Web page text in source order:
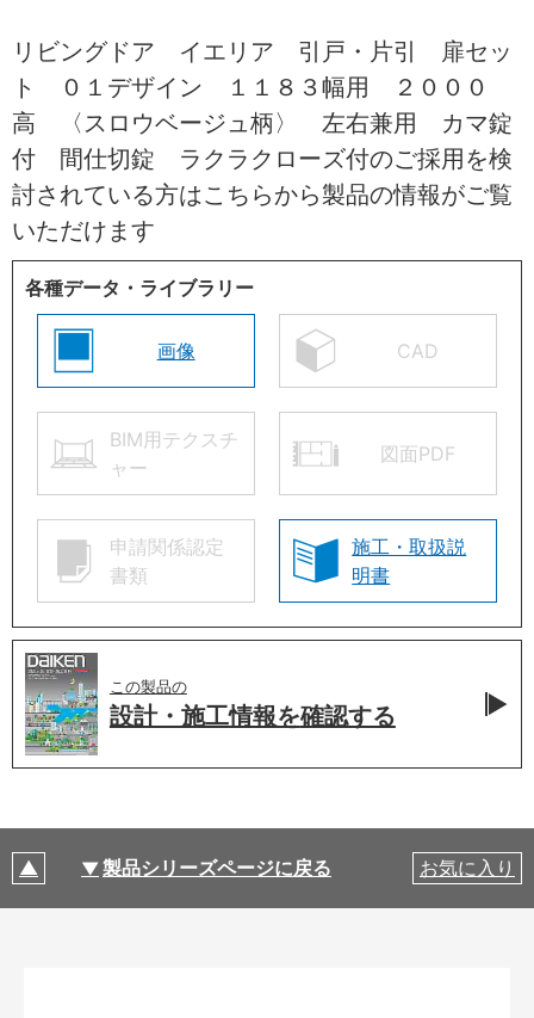
リビングドア イエリア 引戸・片引 扉セッ
ト ０１デザイン １１８３幅用 ２０００
高 〈スロウベージュ柄〉 左右兼用 カマ錠
付 間仕切錠 ラクラクローズ付のご採用を検
討されている方はこちらから製品の情報がご覧
いただけます
各種データ・ライブラリー
画像 CAD
BIM用テクスチ
ャー
図面PDF
申請関係認定
書類
施工・取扱説
明書
この製品の
設計・施工情報を確認する
製品シリーズページに戻る お気に入り